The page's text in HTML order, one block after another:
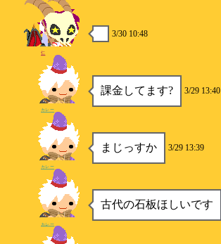
3/30 10:48
仁
課金してます? 3/29 13:40
カレー
まじっすか 3/29 13:39
カレー
古代の石板ほしいです
カレー